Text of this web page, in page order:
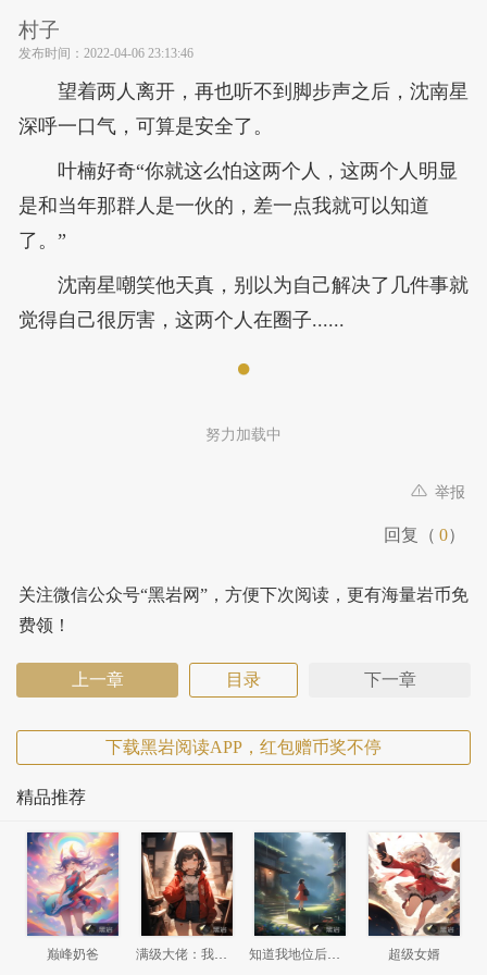
村子
发布时间： 2022-04-06 23:13:46
望着两人离开，再也听不到脚步声之后，沈南星
深呼一口气，可算是安全了。
叶楠好奇“你就这么怕这两个人，这两个人明显
是和当年那群人是一伙的，差一点我就可以知道
了。”
沈南星嘲笑他天真，别以为自己解决了几件事就
觉得自己很厉害，这两个人在圈子......
努力加载中
举报
回复（ 0）
关注微信公众号“黑岩网”，方便下次阅读，更有海量岩币免
费领！
上一章 目录 下一章
下载黑岩阅读APP，红包赠币奖不停
精品推荐
巅峰奶爸 满级大佬：我竟然回了新手村 知道我地位后，前妻悔哭了 超级女婿